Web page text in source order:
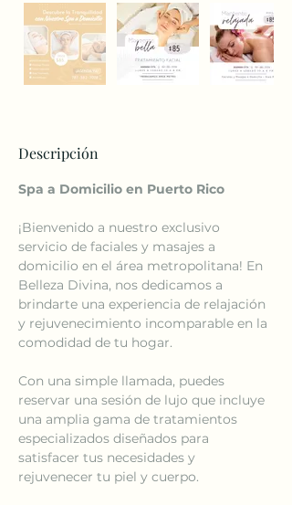
Descripción
Spa a Domicilio en Puerto Rico
¡Bienvenido a nuestro exclusivo
servicio de faciales y masajes a
domicilio en el área metropolitana! En
Belleza Divina, nos dedicamos a
brindarte una experiencia de relajación
y rejuvenecimiento incomparable en la
comodidad de tu hogar.
Con una simple llamada, puedes
reservar una sesión de lujo que incluye
una amplia gama de tratamientos
especializados diseñados para
satisfacer tus necesidades y
rejuvenecer tu piel y cuerpo.